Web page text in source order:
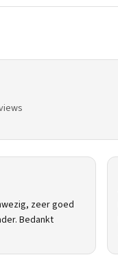
zeer goed
Bedankt